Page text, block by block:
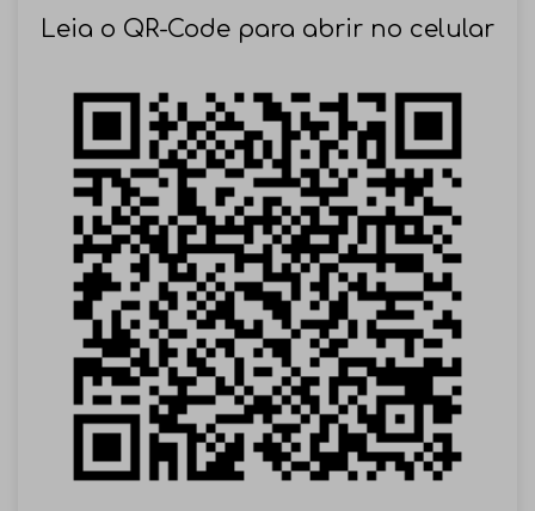
Leia o QR-Code para abrir no celular